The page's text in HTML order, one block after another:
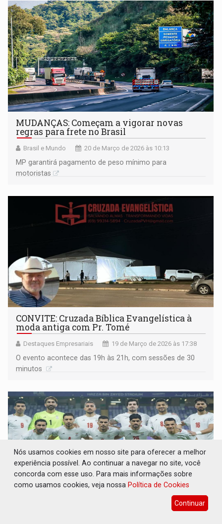
MUDANÇAS: Começam a vigorar novas
regras para frete no Brasil
Brasil e Mundo 20 de Março de 2026 às 10:13
MP garantirá pagamento de peso mínimo para
motoristas
CONVITE: Cruzada Bíblica Evangelística à
moda antiga com Pr. Tomé
Destaques Empresariais 19 de Março de 2026 às 17:38
O evento acontece das 19h às 21h, com sessões de 30
minutos
COPA DO MUNDO: Irã negocia com a FIFA
Nós usamos cookies em nosso site para oferecer a melhor
experiência possível. Ao continuar a navegar no site, você
concorda com esse uso. Para mais informações sobre
como usamos cookies, veja nossa Política de Cookies
Continuar